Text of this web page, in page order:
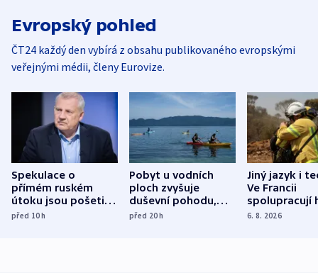
Evropský pohled
ČT24 každý den vybírá z obsahu publikovaného evropskými
veřejnými médii, členy Eurovize.
Spekulace o
přímém ruském
útoku jsou pošetilé,
míní estonský
před 10h
Pobyt u vodních
ploch zvyšuje
duševní pohodu,
ukázala
před 20h
Jiný jazyk i
Ve Francii
spolupracují
různých zemí
6. 8. 2026